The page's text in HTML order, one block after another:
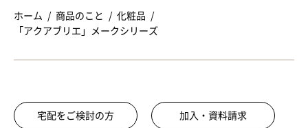
ホーム 商品のこと
化粧品
「アクアブリエ」メークシリーズ
宅配をご検討の方 加入・資料請求